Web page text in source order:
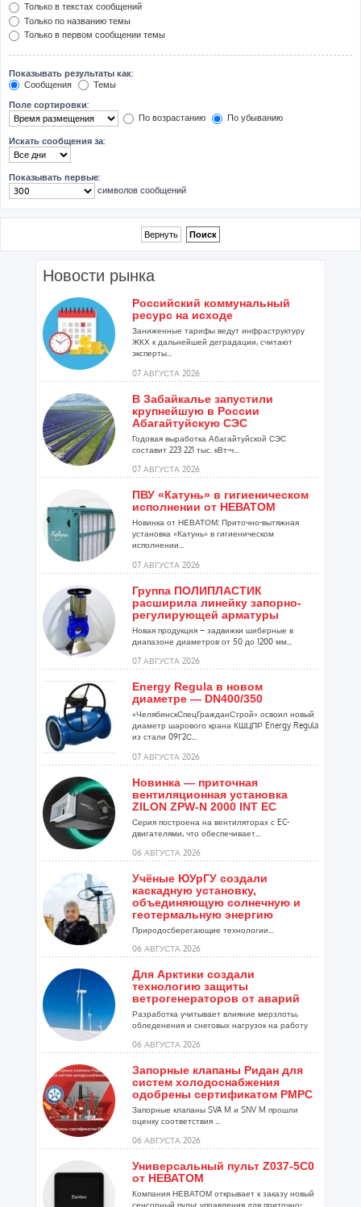
Только в текстах сообщений
Только по названию темы
Только в первом сообщении темы
Показывать результаты как:
Сообщения
Темы
Поле сортировки:
По возрастанию
По убыванию
Искать сообщения за:
Показывать первые:
символов сообщений
Новости рынка
Российский коммунальный
ресурс на исходе
Заниженные тарифы ведут инфраструктуру
ЖКХ к дальнейшей деградации, считают
эксперты...
07 АВГУСТА 2026
В Забайкалье запустили
крупнейшую в России
Абагайтуйскую СЭС
Годовая выработка Абагайтуйской СЭС
составит 223 221 тыс. кВт-ч...
07 АВГУСТА 2026
ПВУ «Катунь» в гигиеническом
исполнении от НЕВАТОМ
Новинка от НЕВАТОМ: Приточно-вытяжная
установка «Катунь» в гигиеническом
исполнении...
07 АВГУСТА 2026
Группа ПОЛИПЛАСТИК
расширила линейку запорно-
регулирующей арматуры
Новая продукция – задвижки шиберные в
диапазоне диаметров от 50 до 1200 мм...
07 АВГУСТА 2026
Energy Regula в новом
диаметре — DN400/350
«ЧелябинскСпецГражданСтрой» освоил новый
диаметр шарового крана КШЦПР Energy Regula
из стали 09Г2С...
07 АВГУСТА 2026
Новинка — приточная
вентиляционная установка
ZILON ZPW-N 2000 INT EC
Серия построена на вентиляторах с EC-
двигателями, что обеспечивает...
06 АВГУСТА 2026
Учёные ЮУрГУ создали
каскадную установку,
объединяющую солнечную и
геотермальную энергию
Природосберегающие технологии...
06 АВГУСТА 2026
Для Арктики создали
технологию защиты
ветрогенераторов от аварий
Разработка учитывает влияние мерзлоты,
обледенения и снеговых нагрузок на работу
06 АВГУСТА 2026
Запорные клапаны Ридан для
систем холодоснабжения
одобрены сертификатом РМРС
Запорные клапаны SVA M и SNV M прошли
оценку соответствия ...
06 АВГУСТА 2026
Универсальный пульт Z037-5C0
от НЕВАТОМ
Компания НЕВАТОМ открывает к заказу новый
сенсорный пульт управления для приточно-